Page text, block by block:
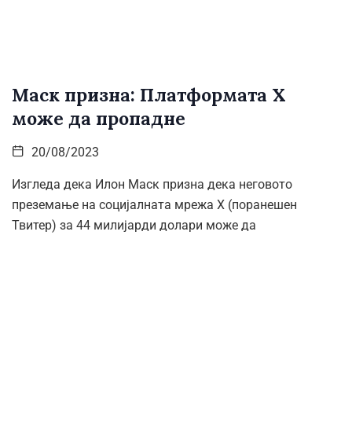
Маск призна: Платформата Х
може да пропадне
20/08/2023
Изгледа дека Илон Маск призна дека неговото
преземање на социјалната мрежа X (поранешен
Твитер) за 44 милијарди долари може да